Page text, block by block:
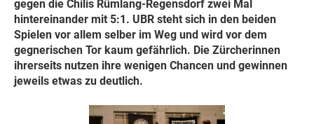
gegen die Chilis Rümlang-Regensdorf zwei Mal
hintereinander mit 5:1. UBR steht sich in den beiden
Spielen vor allem selber im Weg und wird vor dem
gegnerischen Tor kaum gefährlich. Die Zürcherinnen
ihrerseits nutzen ihre wenigen Chancen und gewinnen
jeweils etwas zu deutlich.